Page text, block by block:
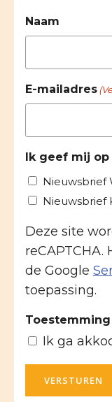
Naam
E-mailadres
Ik geef mij op
Nieuwsbrief
Nieuwsbrief
Deze site
reCAPTCHA.
de Google
toepassing.
Toestemming
Ik ga
VERSTUREN